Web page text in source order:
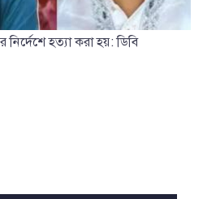
নির্দেশে হত্যা করা হয়: ডিবি